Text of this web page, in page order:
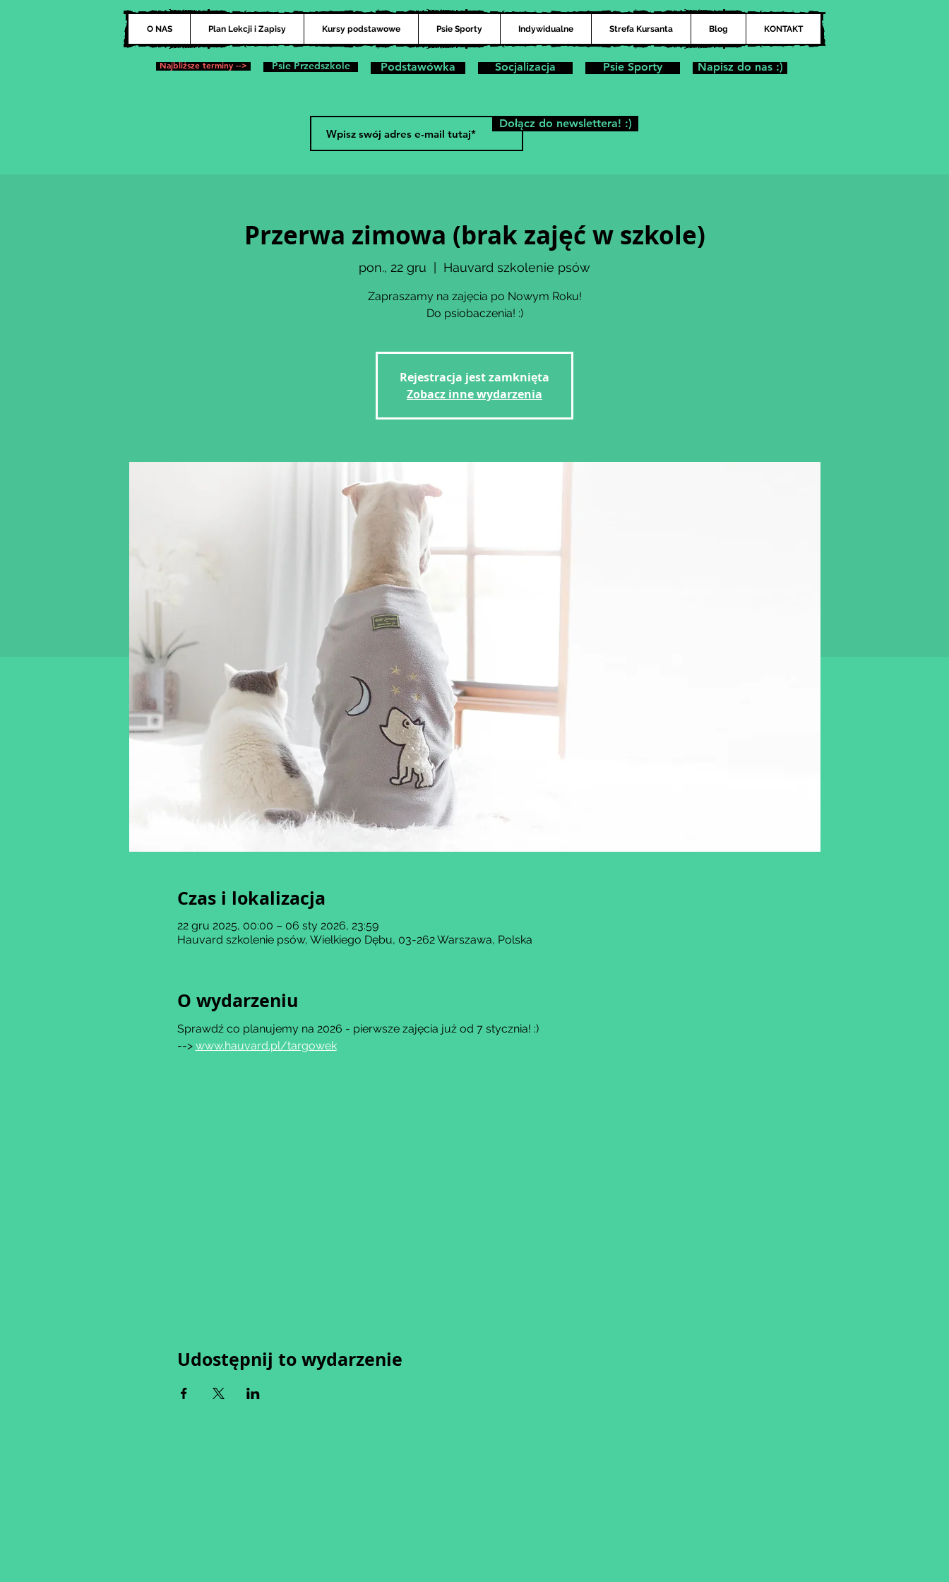
O NAS Plan Lekcji i Zapisy Kursy podstawowe Psie Sporty Indywidualne Strefa Kursanta Blog KONTAKT
Najbliższe terminy --> Psie Przedszkole Podstawówka Socjalizacja Psie Sporty Napisz do nas :)
Przerwa zimowa (brak zajęć w szkole)
pon., 22 gru Hauvard szkolenie psów
Zapraszamy na zajęcia po Nowym Roku!
Do psiobaczenia! :)
Rejestracja jest zamknięta
Zobacz inne wydarzenia
Czas i lokalizacja
22 gru 2025, 00:00 – 06 sty 2026, 23:59
Hauvard szkolenie psów, Wielkiego Dębu, 03-262 Warszawa, Polska
O wydarzeniu
Sprawdź co planujemy na 2026 - pierwsze zajęcia już od 7 stycznia! :)
--> www.hauvard.pl/targowek
Udostępnij to wydarzenie
Dołącz do newslettera! :)